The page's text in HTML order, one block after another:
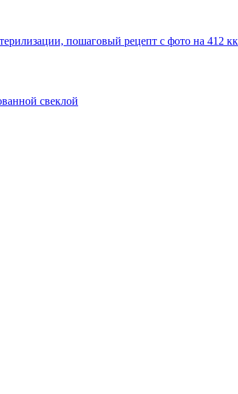
пошаговый рецепт с фото на 412
свеклой